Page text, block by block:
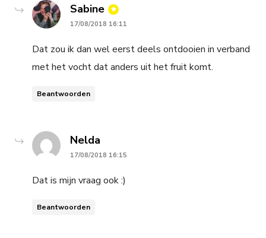
Sabine says:
17/08/2018 16:11
Dat zou ik dan wel eerst deels ontdooien in verband
met het vocht dat anders uit het fruit komt.
Beantwoorden
Nelda
17/08/2018 16:15
Dat is mijn vraag ook :)
Beantwoorden